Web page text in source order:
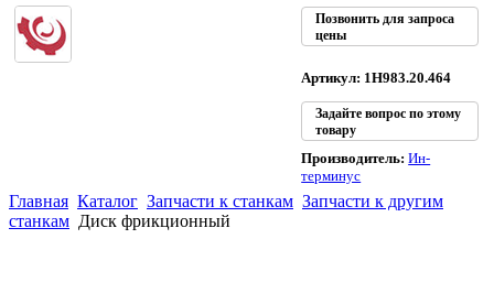
Позвонить для запроса
цены
Артикул: 1Н983.20.464
Задайте вопрос по этому
товару
Производитель:Ин-
терминус
Главная Каталог Запчасти к станкам Запчасти к другим
станкам Диск фрикционный